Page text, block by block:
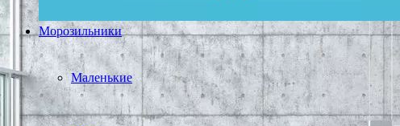
Морозильники
Маленькие